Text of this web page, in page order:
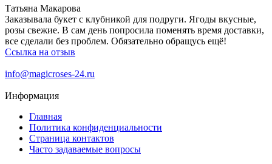
Татьяна Макарова
Заказывала букет с клубникой для подруги. Ягоды вкусные,
розы свежие. В сам день попросила поменять время доставки,
все сделали без проблем. Обязательно обращусь ещё!
Ссылка на отзыв
info@magicroses-24.ru
Информация
Главная
Политика конфиденциальности
Страница контактов
Часто задаваемые вопросы